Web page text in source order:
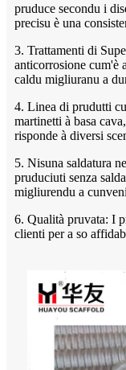
pruduce secondu i
precisu è una
3. Trattamenti di
anticorrosione cum'è
caldu migliuranu a
4. Linea di prudutti
martinetti à basa
risponde à diversi
5. Nisuna saldatura
pruduciuti senza
migliurendu a
6. Qualità pruvata: I
clienti per a so